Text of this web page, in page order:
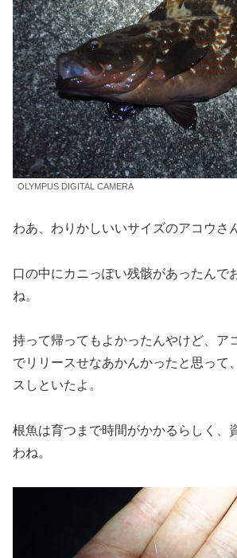
OLYMPUS DIGITAL CAMERA
わあ、わりかしいいサイズのアコウさ
口の中にカニっぽい残骸があったんで
ね。
持って帰ってもよかったんやけど、ア
でリリースせなあかんかったと思って
スしといたよ。
根魚は育つまで時間がかかるらしく、
わね。